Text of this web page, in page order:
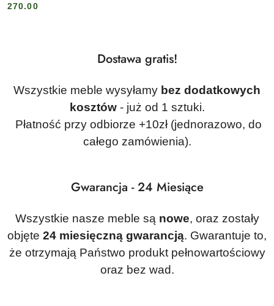
Cena:
270.00
Dostawa gratis!
Wszystkie meble wysyłamy bez dodatkowych
kosztów- już od 1 sztuki.
Płatność przy odbiorze +10zł (jednorazowo, do
całego zamówienia).
Gwarancja - 24 Miesiące
Wszystkie nasze meble są nowe, oraz zostały
objęte 24 miesięczną gwarancją. Gwarantuje to,
że otrzymają Państwo produkt pełnowartościowy
oraz bez wad.